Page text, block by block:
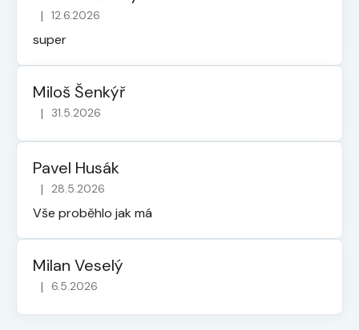
Hodnocení obchodu je 5 z 5 hvězdiček.
| 12.6.2026
super
Miloš Šenkýř
Hodnocení obchodu je 5 z 5 hvězdiček.
| 31.5.2026
Pavel Husák
Hodnocení obchodu je 5 z 5 hvězdiček.
| 28.5.2026
Vše proběhlo jak má
Milan Veselý
Hodnocení obchodu je 5 z 5 hvězdiček.
| 6.5.2026